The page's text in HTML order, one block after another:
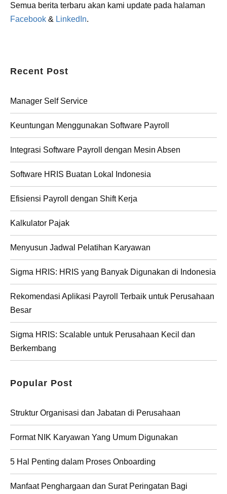
Semua berita terbaru akan kami update pada halaman
Facebook & LinkedIn.
Recent Post
Manager Self Service
Keuntungan Menggunakan Software Payroll
Integrasi Software Payroll dengan Mesin Absen
Software HRIS Buatan Lokal Indonesia
Efisiensi Payroll dengan Shift Kerja
Kalkulator Pajak
Menyusun Jadwal Pelatihan Karyawan
Sigma HRIS: HRIS yang Banyak Digunakan di Indonesia
Rekomendasi Aplikasi Payroll Terbaik untuk Perusahaan
Besar
Sigma HRIS: Scalable untuk Perusahaan Kecil dan
Berkembang
Popular Post
Struktur Organisasi dan Jabatan di Perusahaan
Format NIK Karyawan Yang Umum Digunakan
5 Hal Penting dalam Proses Onboarding
Manfaat Penghargaan dan Surat Peringatan Bagi